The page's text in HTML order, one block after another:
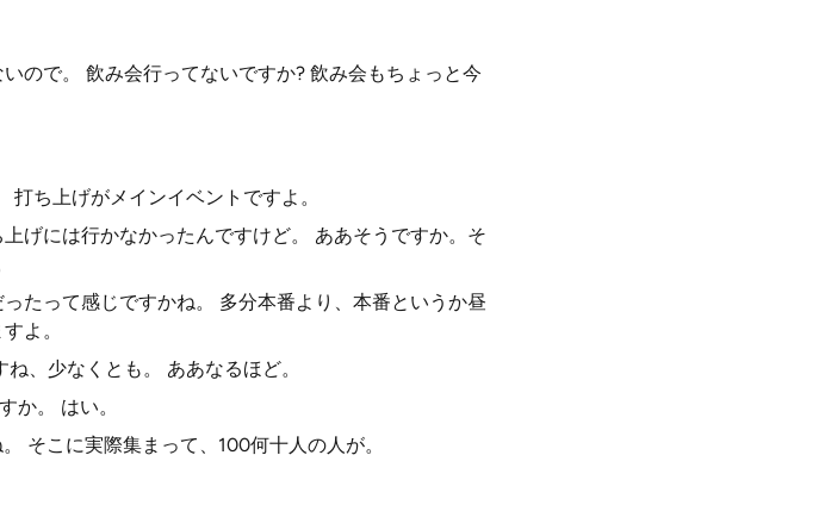
ので。 飲み会行ってないですか? 飲み会もちょっと今
ち上げがメインイベントですよ。
げには行かなかったんですけど。 ああそうですか。そ
たって感じですかね。 多分本番より、本番というか昼
よ。
、少なくとも。 ああなるほど。
か。 はい。
そこに実際集まって、100何十人の人が。